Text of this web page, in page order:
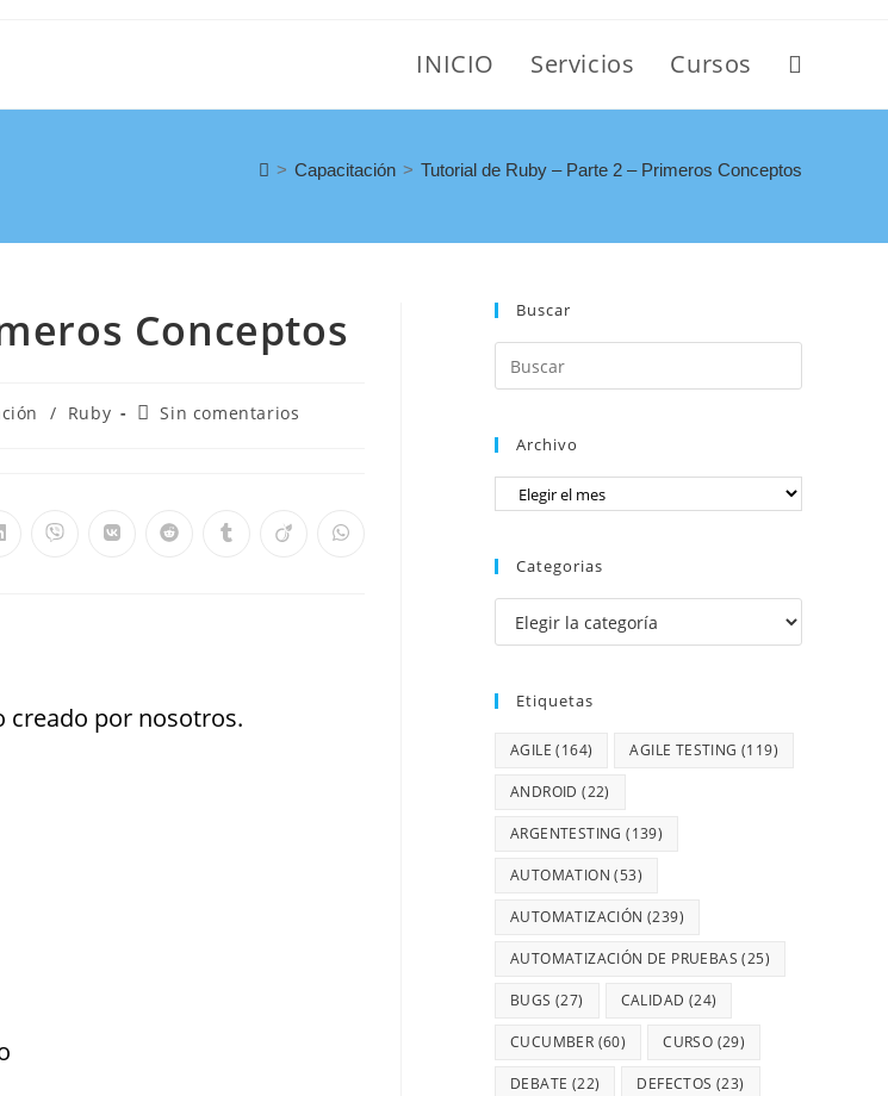
INICIO Servicios Cursos
> Capacitación > Tutorial de Ruby – Parte 2 – Primeros Conceptos
Conceptos
/ Ruby Sin comentarios
creado por nosotros.
Buscar
Archivo
Categorias
Etiquetas
AGILE (164) AGILE TESTING (119)
ANDROID (22)
ARGENTESTING (139)
AUTOMATION (53)
AUTOMATIZACIÓN (239)
AUTOMATIZACIÓN DE PRUEBAS (25)
BUGS (27) CALIDAD (24)
CUCUMBER (60) CURSO (29)
DEBATE (22) DEFECTOS (23)